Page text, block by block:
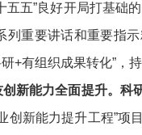
五”良好开局打基础
重要讲话和重要指
+有组织成果转化”
新能力全面提升。 科
创新能力提升工程”